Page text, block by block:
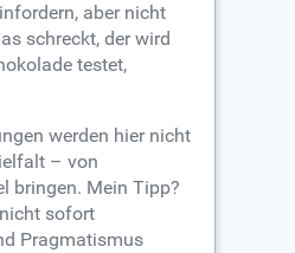
aber nicht
schreckt, der wird
testet,
werden hier nicht
– von
bringen. Mein Tipp?
sofort
Pragmatismus